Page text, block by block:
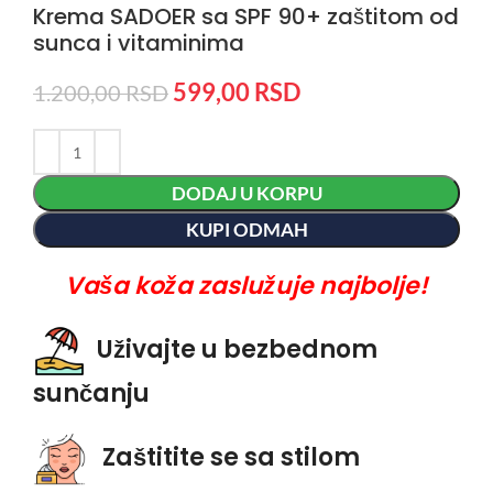
Krema SADOER sa SPF 90+ zaštitom od
sunca i vitaminima
1.200,00RSD 599,00RSD
DODAJ U KORPU
KUPI ODMAH
Vaša koža zaslužuje najbolje!
Uživajte u bezbednom
sunčanju
Zaštitite se sa stilom